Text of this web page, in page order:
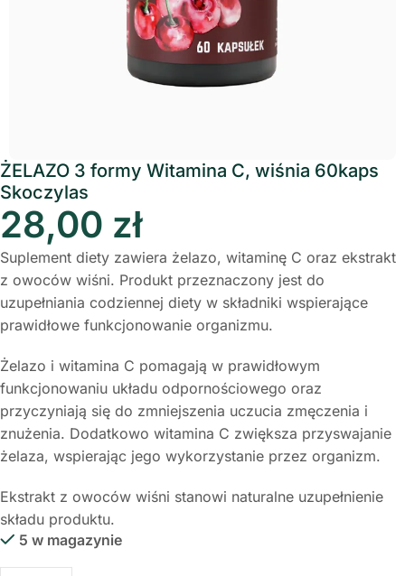
ŻELAZO 3 formy Witamina C, wiśnia 60kaps
Skoczylas
28,00 zł
Suplement diety zawiera żelazo, witaminę C oraz ekstrakt
z owoców wiśni. Produkt przeznaczony jest do
uzupełniania codziennej diety w składniki wspierające
prawidłowe funkcjonowanie organizmu.
Żelazo i witamina C pomagają w prawidłowym
funkcjonowaniu układu odpornościowego oraz
przyczyniają się do zmniejszenia uczucia zmęczenia i
znużenia. Dodatkowo witamina C zwiększa przyswajanie
żelaza, wspierając jego wykorzystanie przez organizm.
Ekstrakt z owoców wiśni stanowi naturalne uzupełnienie
składu produktu.
5 w magazynie